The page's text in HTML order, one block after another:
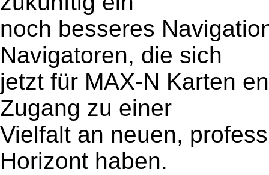
noch besseres
Navigatoren, die sich
jetzt für MAX-N Karten
Zugang zu einer
Vielfalt an neuen,
Horizont haben.